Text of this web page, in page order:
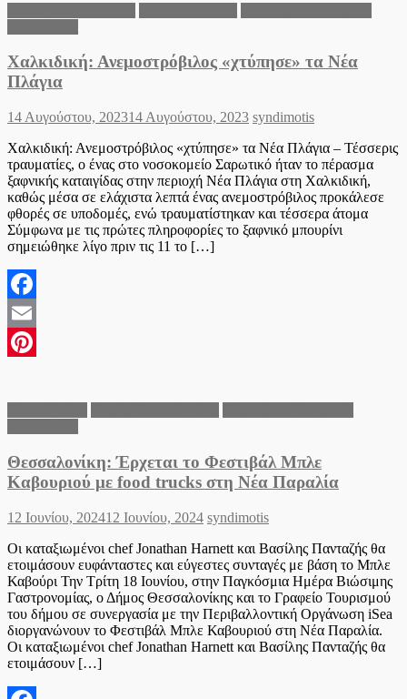
Χαλκιδική: Ανεμοστρόβιλος «χτύπησε» τα Νέα
Πλάγια
Posted
14 Αυγούστου, 202314 Αυγούστου, 2023 Author
syndimotis
Χαλκιδική: Ανεμοστρόβιλος «χτύπησε» τα Νέα Πλάγια – Τέσσερις
τραυματίες, ο ένας στο νοσοκομείο Σαρωτικό ήταν το πέρασμα
ξαφνικής καταιγίδας στην περιοχή Νέα Πλάγια στη Χαλκιδική,
καθώς μέσα σε ελάχιστα λεπτά ένας ανεμοστρόβιλος προκάλεσε
φθορές σε υποδομές, ενώ τραυματίστηκαν και τέσσερα άτομα
Σύμφωνα με τις πρώτες πληροφορίες το ξαφνικό μπουρίνι
σημειώθηκε λίγο πριν τις 11 το […]
Facebook
Email
Θεσσαλονίκη: Έρχεται το Φεστιβάλ Μπλε
Καβουριού με food trucks στη Νέα Παραλία
Posted
12 Ιουνίου, 202412 Ιουνίου, 2024 Author
syndimotis
Οι καταξιωμένοι chef Jonathan Harnett και Βασίλης Πανταζής θα
ετοιμάσουν ευφάνταστες και εύγεστες συνταγές με βάση το Μπλε
Καβούρι Την Τρίτη 18 Ιουνίου, στην Παγκόσμια Ημέρα Βιώσιμης
Γαστρονομίας, ο Δήμος Θεσσαλονίκης και το Γραφείο Τουρισμού
του δήμου σε συνεργασία με την Περιβαλλοντική Οργάνωση iSea
διοργανώνουν το Φεστιβάλ Μπλε Καβουριού στη Νέα Παραλία.
Οι καταξιωμένοι chef Jonathan Harnett και Βασίλης Πανταζής θα
ετοιμάσουν […]